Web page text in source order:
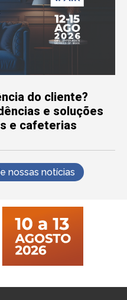
do cliente?
e soluções
e cafeterias
nossas notícias